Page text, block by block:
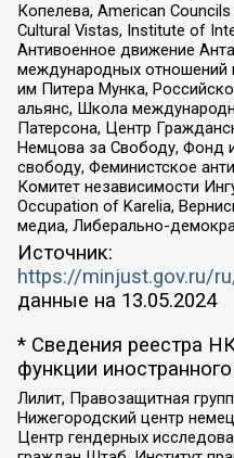
Копелева, American
Cultural Vistas, Institute of
Антивоенное движение
международных отношений
им Питера Мунка,
альянс, Школа
Патерсона, Центр
Немцова за Свободу, Фонд
свободу, Феминистское
Комитет независимости
Occupation of Karelia,
медиа, Либерально-
Источник:
https://minjust.gov.ru/
данные на 13.05.2024
* Сведения реестра
функции иностранного
Лилит, Правозащитная
Нижегородский центр
Центр гендерных